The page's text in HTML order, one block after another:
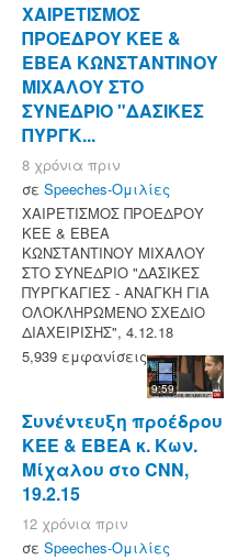
ΧΑΙΡΕΤΙΣΜΟΣ
ΠΡΟΕΔΡΟΥ ΚΕΕ &
ΕΒΕΑ ΚΩΝΣΤΑΝΤΙΝΟΥ
ΜΙΧΑΛΟΥ ΣΤΟ
ΣΥΝΕΔΡΙΟ "ΔΑΣΙΚΕΣ
ΠΥΡΓΚ...
8 χρόνια πριν
σε Speeches-Ομιλίες
ΧΑΙΡΕΤΙΣΜΟΣ ΠΡΟΕΔΡΟΥ
ΚΕΕ & ΕΒΕΑ
ΚΩΝΣΤΑΝΤΙΝΟΥ ΜΙΧΑΛΟΥ
ΣΤΟ ΣΥΝΕΔΡΙΟ "ΔΑΣΙΚΕΣ
ΠΥΡΓΚΑΓΙΕΣ - ΑΝΑΓΚΗ ΓΙΑ
ΟΛΟΚΛΗΡΩΜΕΝΟ ΣΧΕΔΙΟ
ΔΙΑΧΕΙΡΙΣΗΣ", 4.12.18
5,939 εμφανίσεις
9:59
Συνέντευξη προέδρου
ΚΕΕ & ΕΒΕΑ κ. Κων.
Μίχαλου στο CNN,
19.2.15
12 χρόνια πριν
σε Speeches-Ομιλίες